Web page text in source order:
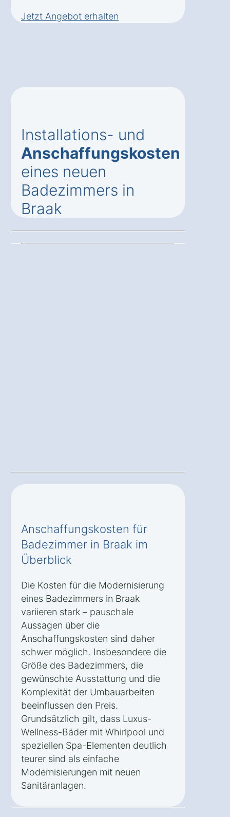
Jetzt Angebot erhalten
Installations- und
Anschaffungskosten
eines neuen
Badezimmers in
Braak
Anschaffungskosten für
Badezimmer in Braak im
Überblick
Die Kosten für die Modernisierung
eines Badezimmers in Braak
variieren stark – pauschale
Aussagen über die
Anschaffungskosten sind daher
schwer möglich. Insbesondere die
Größe des Badezimmers, die
gewünschte Ausstattung und die
Komplexität der Umbauarbeiten
beeinflussen den Preis.
Grundsätzlich gilt, dass Luxus-
Wellness-Bäder mit Whirlpool und
speziellen Spa-Elementen deutlich
teurer sind als einfache
Modernisierungen mit neuen
Sanitäranlagen.